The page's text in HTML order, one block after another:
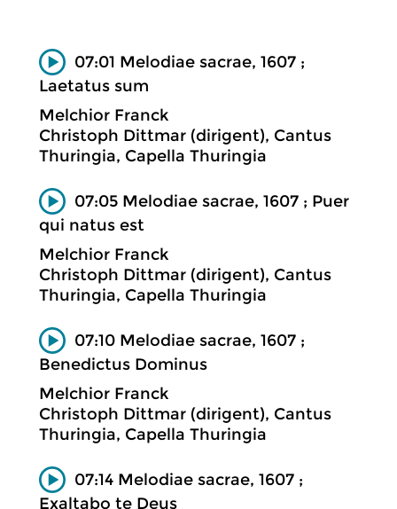
07:01 Melodiae sacrae, 1607 ;
Laetatus sum
Melchior Franck
Christoph Dittmar (dirigent), Cantus
Thuringia, Capella Thuringia
07:05 Melodiae sacrae, 1607 ; Puer
qui natus est
Melchior Franck
Christoph Dittmar (dirigent), Cantus
Thuringia, Capella Thuringia
07:10 Melodiae sacrae, 1607 ;
Benedictus Dominus
Melchior Franck
Christoph Dittmar (dirigent), Cantus
Thuringia, Capella Thuringia
07:14 Melodiae sacrae, 1607 ;
Exaltabo te Deus